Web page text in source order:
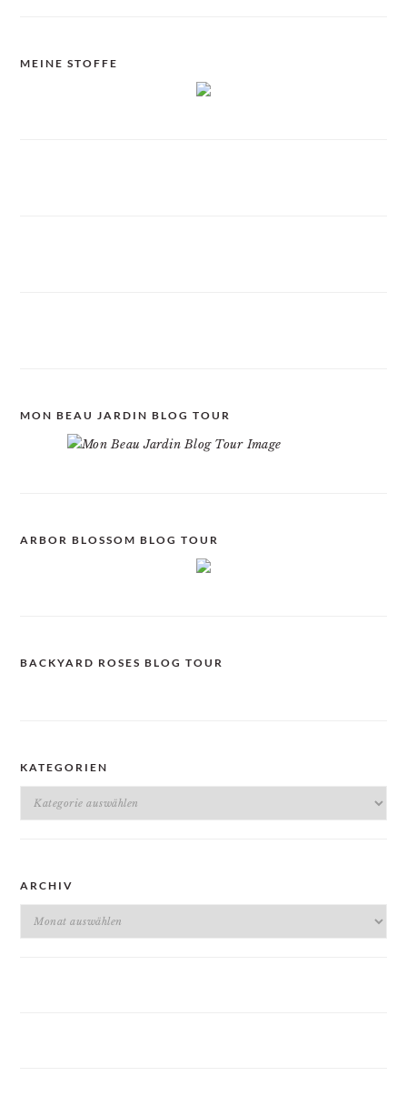
MEINE STOFFE
MON BEAU JARDIN BLOG TOUR
ARBOR BLOSSOM BLOG TOUR
BACKYARD ROSES BLOG TOUR
KATEGORIEN
Kategorien
ARCHIV
Archiv